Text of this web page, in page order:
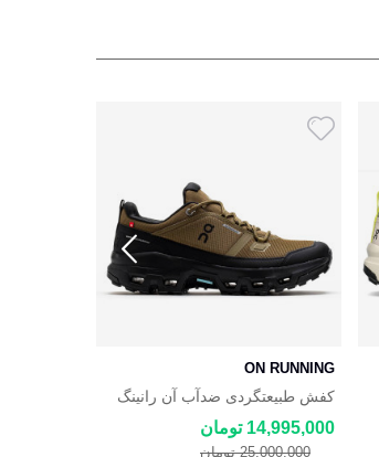
ON RUNNING
کفش طبیعتگردی ضدآب آن رانینگ
On Cloudrock 2 Low Waterproof
14,995,000 تومان
25,000,000 تومان